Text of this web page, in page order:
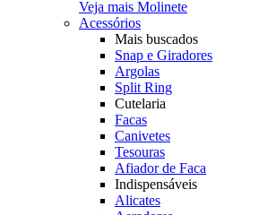
Veja mais Molinete
Acessórios
Mais buscados
Snap e Giradores
Argolas
Split Ring
Cutelaria
Facas
Canivetes
Tesouras
Afiador de Faca
Indispensáveis
Alicates